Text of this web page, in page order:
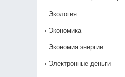
Экология
Экономика
Экономия энергии
Электронные деньги